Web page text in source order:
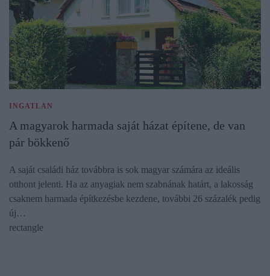
INGATLAN
A magyarok harmada saját házat építene, de van
pár bökkenő
A saját családi ház továbbra is sok magyar számára az ideális
otthont jelenti. Ha az anyagiak nem szabnának határt, a lakosság
csaknem harmada építkezésbe kezdene, további 26 százalék pedig
új…
rectangle